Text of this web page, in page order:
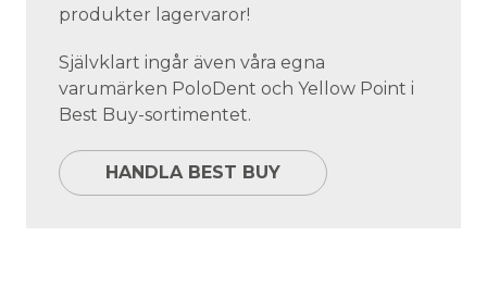
produkter lagervaror!
Självklart ingår även våra egna
varumärken PoloDent och Yellow Point i
Best Buy-sortimentet.
HANDLA BEST BUY